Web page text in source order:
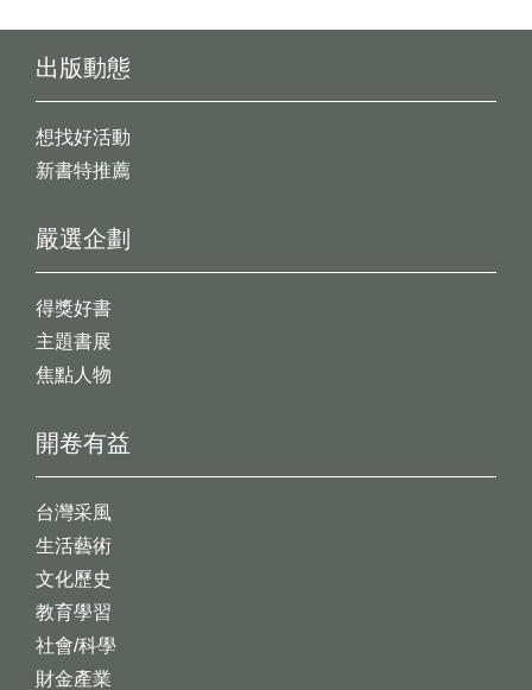
出版動態
想找好活動
新書特推薦
開卷有益
台灣采風
生活藝術
文化歷史
教育學習
社會/科學
財金產業
嚴選企劃
得獎好書
主題書展
焦點人物